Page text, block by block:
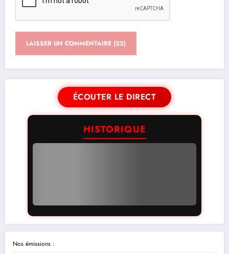
ÉCOUTER LE DIRECT
HISTORIQUE
Nos émissions :